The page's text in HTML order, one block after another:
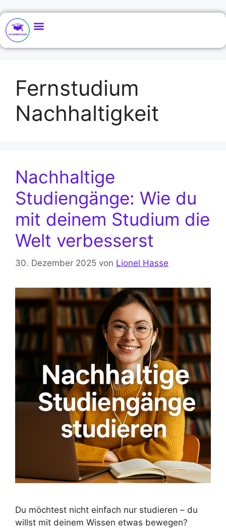
Fernstudium
Nachhaltigkeit
Nachhaltige
Studiengänge: Wie du
mit deinem Studium die
Welt verbesserst
30. Dezember 2025 von Lionel Hasse
Du möchtest nicht einfach nur studieren – du
willst mit deinem Wissen etwas bewegen?